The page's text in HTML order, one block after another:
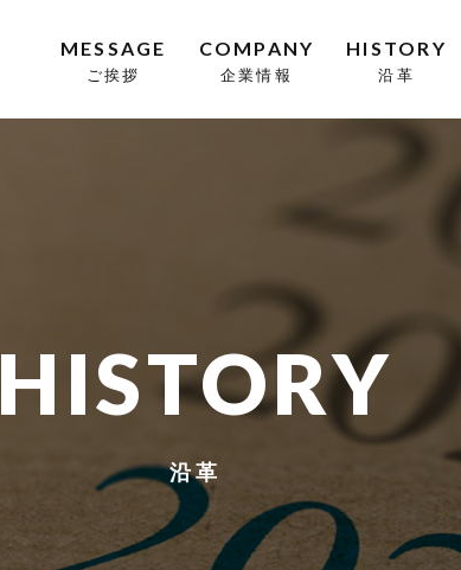
MESSAGE
ご挨拶
COMPANY
企業情報
HISTORY
沿革
HISTORY
沿革